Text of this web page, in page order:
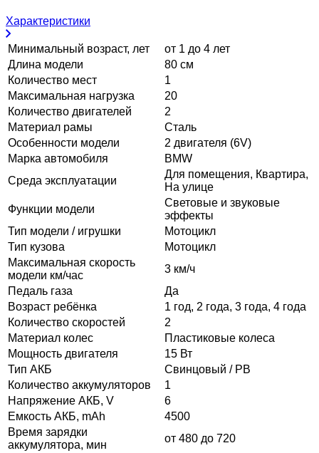
Характеристики
Минимальный возраст, лет
от 1 до 4 лет
Длина модели
80 см
Количество мест
1
Максимальная нагрузка
20
Количество двигателей
2
Материал рамы
Сталь
Особенности модели
2 двигателя (6V)
Марка автомобиля
BMW
Среда эксплуатации
Для помещения, Квартира,
На улице
Функции модели
Световые и звуковые
эффекты
Тип модели / игрушки
Мотоцикл
Тип кузова
Мотоцикл
Максимальная скорость
модели км/час
3 км/ч
Педаль газа
Да
Возраст ребёнка
1 год, 2 года, 3 года, 4 года
Количество скоростей
2
Материал колес
Пластиковые колеса
Мощность двигателя
15 Вт
Тип АКБ
Свинцовый / PB
Количество аккумуляторов
1
Напряжение АКБ, V
6
Емкость АКБ, mAh
4500
Время зарядки
аккумулятора, мин
от 480 до 720